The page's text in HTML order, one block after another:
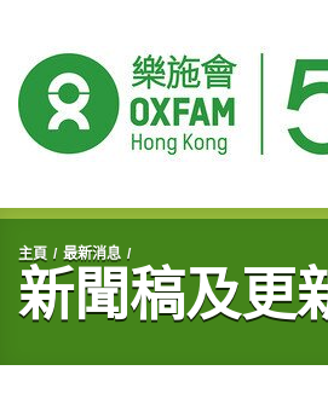
開始主要內容
主頁 最新消息
新聞稿及更